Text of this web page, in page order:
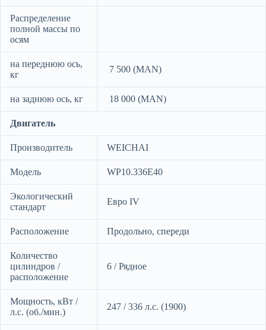
Распределение
полной массы по
осям
на переднюю ось,
кг
7 500 (MAN)
на заднюю ось, кг 18 000 (MAN)
Двигатель
Производитель WEICHAI
Модель WP10.336E40
Экологический
стандарт
Евро IV
Расположение Продольно, спереди
Количество
цилиндров /
расположение
6 / Рядное
Мощность, кВт /
л.с. (об./мин.)
247 / 336 л.с. (1900)